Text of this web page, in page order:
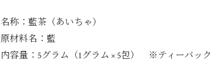
名称：藍茶（あいちゃ）
原材料名：藍
内容量：5グラム（1グラム × 5包） ※ティーバック